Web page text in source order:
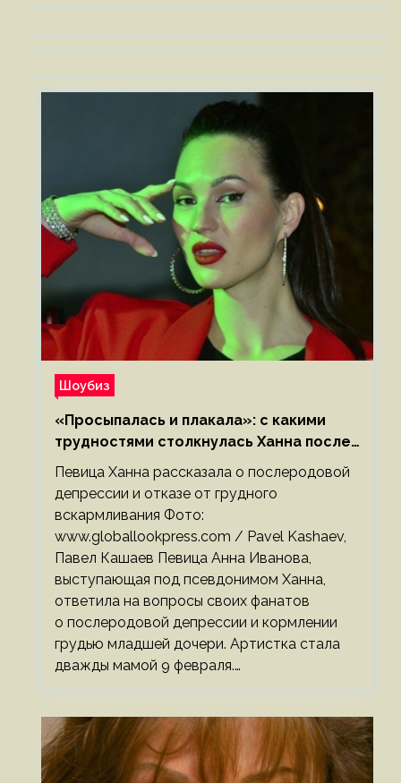
Шоубиз
«Просыпалась и плакала»: с какими
трудностями столкнулась Ханна после
родов
Певица Ханна рассказала о послеродовой
депрессии и отказе от грудного
вскармливания Фото:
www.globallookpress.com / Pavel Kashaev,
Павел Кашаев Певица Анна Иванова,
выступающая под псевдонимом Ханна,
ответила на вопросы своих фанатов
о послеродовой депрессии и кормлении
грудью младшей дочери. Артистка стала
дважды мамой 9 февраля.…